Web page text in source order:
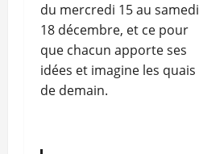
du mercredi 15 au samedi
18 décembre, et ce pour
que chacun apporte ses
idées et imagine les quais
de demain.